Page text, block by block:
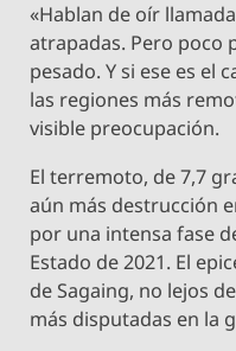
«Hablan de oír
atrapadas. Pero poco
pesado. Y si ese es el
las regiones más
visible preocupación.
El terremoto, de 7,7
aún más destrucción
por una intensa fase
Estado de 2021. El
de Sagaing, no lejos
más disputadas en la